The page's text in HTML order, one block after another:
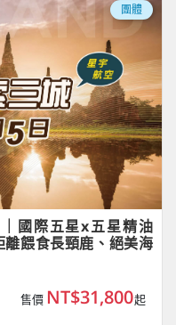
團體
國際五星x五星精油
餵食長頸鹿、絕美海
售價 NT$31,800起